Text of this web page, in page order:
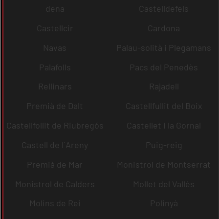
dena
Castelldefels
Castellcir
Cardona
Navas
Palau-solità i Plegamans
Palafolls
Pacs del Penedès
Rellinars
Rajadell
Premià de Dalt
Castellfullit del Boix
Castellfollit de Riubregós
Castellet i la Gornal
Castell de l´Areny
Puig-reig
Premià de Mar
Monistrol de Montserrat
Monistrol de Calders
Mollet del Vallès
Molins de Rei
Polinyà